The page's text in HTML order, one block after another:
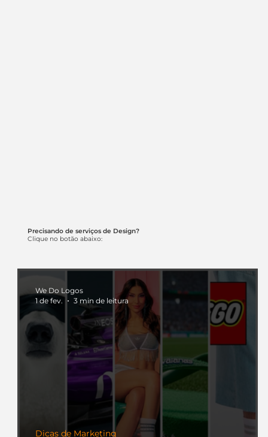
Precisando de serviços de Design?
Clique no botão abaixo:
Dicas de Marketing
We Do Logos
1 de fev.
3 min de leitura